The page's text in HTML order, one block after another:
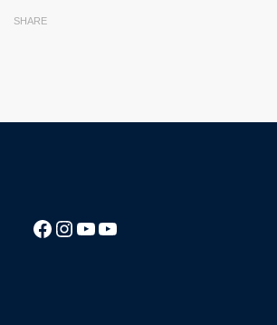
SHARE
Посилання на Facebook сторінку ліцею
Instagram
Посилання на YouTube канал ліцеюПосилання на YouTube канал ліцею